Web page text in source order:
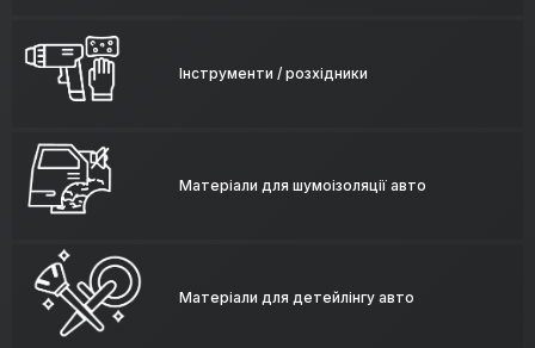
Інструменти / розхідники
Матеріали для шумоізоляції авто
Матеріали для детейлінгу авто